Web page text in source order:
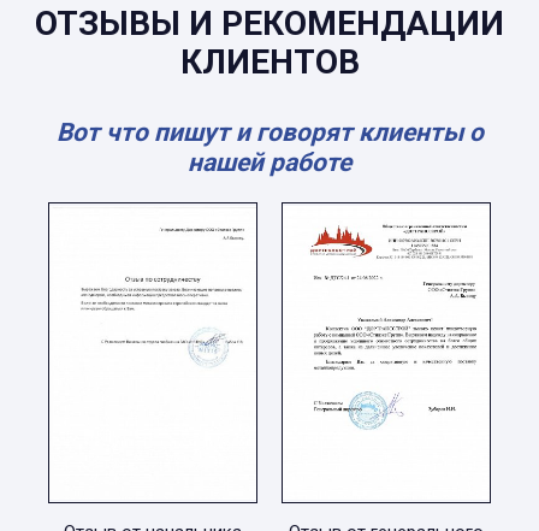
ОТЗЫВЫ И РЕКОМЕНДАЦИИ
КЛИЕНТОВ
Вот что пишут и говорят клиенты о
нашей работе